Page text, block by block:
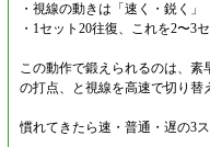
・視線の動きは「速く・鋭く」
・1セット20往復、これを2〜3
この動作で鍛えられるのは、
の打点、と視線を高速で切り替
慣れてきたら速・普通・遅の3